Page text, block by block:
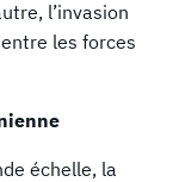
l’invasion
les forces
échelle, la